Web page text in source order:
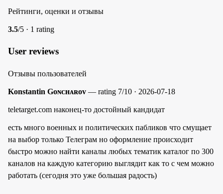
Рейтинги, оценки и отзывы
3.5/5 · 1 rating
User reviews
Отзывы пользователей
Konstantin Gᴏɴᴄʜᴀʀᴏᴠ — rating 7/10 · 2026-07-18
teletarget.com наконец-то достойный кандидат
есть много военных и политических пабликов что смущает
на выбор только Телеграм но оформление происходит
быстро можно найти каналы любых тематик каталог по 300
каналов на каждую категорию выглядит как то с чем можно
работать (сегодня это уже большая радость)